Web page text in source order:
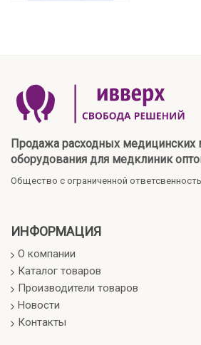
Продажа расходных медицинских
оборудования для медклиник
Общество с ограниченной
ИНФОРМАЦИЯ
О компании
Каталог товаров
Производители товаров
Новости
Контакты